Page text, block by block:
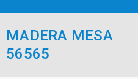
MADERA MESA
56565